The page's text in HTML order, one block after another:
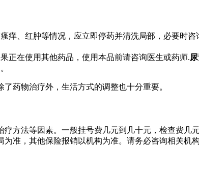
痒、红肿等情况，应立即停药并清洗局部，必要时咨
正在使用其他药品，使用本品前请咨询医生或药师.
药物治疗外，生活方式的调整也十分重要。
方法等因素。一般挂号费几元到几十元，检查费
准，其他保险报销以机构为准。请务必咨询相关机